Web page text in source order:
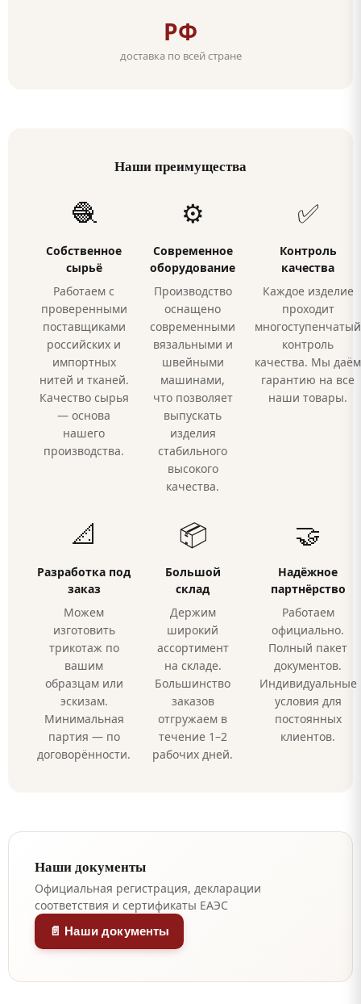
РФ
доставка по всей стране
Наши преимущества
🧶
Собственное
сырьё
Работаем с
проверенными
поставщиками
российских и
импортных
нитей и тканей.
Качество сырья
— основа
нашего
производства.
⚙️
Современное
оборудование
Производство
оснащено
современными
вязальными и
швейными
машинами,
что позволяет
выпускать
изделия
стабильного
высокого
качества.
✅
Контроль
качества
Каждое изделие
проходит
многоступенчатый
контроль
качества. Мы даём
гарантию на все
наши товары.
📐
Разработка под
заказ
Можем
изготовить
трикотаж по
вашим
образцам или
эскизам.
Минимальная
партия — по
договорённости.
📦
Большой
склад
Держим
широкий
ассортимент
на складе.
Большинство
заказов
отгружаем в
течение 1–2
рабочих дней.
🤝
Надёжное
партнёрство
Работаем
официально.
Полный пакет
документов.
Индивидуальные
условия для
постоянных
клиентов.
Наши документы
Официальная регистрация, декларации
соответствия и сертификаты ЕАЭС
📄 Наши документы